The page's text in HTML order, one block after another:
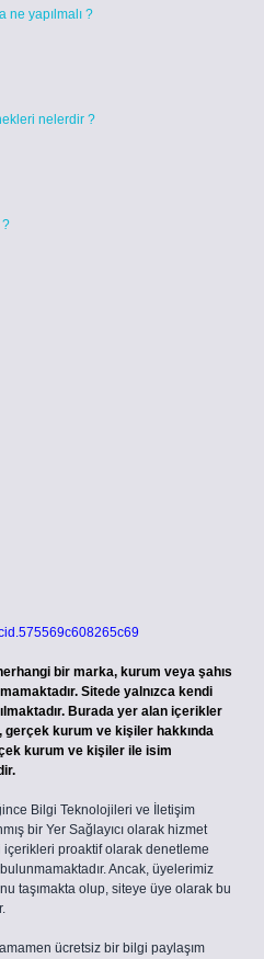
ne yapılmalı ?
nelerdir ?
?
bir marka, kurum veya şahıs
Sitede yalnızca kendi
Burada yer alan içerikler
gerçek kurum ve kişiler hakkında
kurum ve kişiler ile isim
Bilgi Teknolojileri ve İletişim
bir Yer Sağlayıcı olarak hizmet
proaktif olarak denetleme
Ancak, üyelerimiz
taşımakta olup, siteye üye olarak bu
ücretsiz bir bilgi paylaşım